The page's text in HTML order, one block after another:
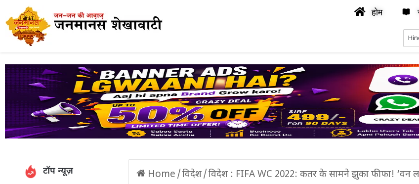
होम
टॉप न्यूज़ Home /विदेश/विदेश : FIFA WC 2022: कतर के सामने झुका फीफा! ‘वन